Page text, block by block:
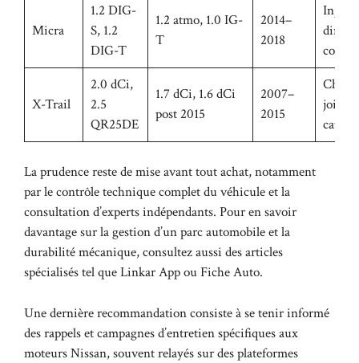
Micra
1.2 DIG-
S, 1.2
DIG-T
1.2 atmo, 1.0 IG-
T
2014–
2018
X-Trail
2.0 dCi,
2.5
QR25DE
1.7 dCi, 1.6 dCi
post 2015
2007–
2015
joints,
La prudence reste de mise avant tout achat, notamment
par le contrôle technique complet du véhicule et la
consultation d’experts indépendants. Pour en savoir
davantage sur la gestion d’un parc automobile et la
durabilité mécanique, consultez aussi des articles
spécialisés tel queLinkar AppouFiche Auto.
Une dernière recommandation consiste à se tenir informé
des rappels et campagnes d’entretien spécifiques aux
moteurs Nissan, souvent relayés sur des plateformes